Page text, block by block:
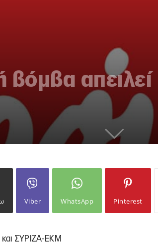
βόμβα
Viber WhatsApp Pinterest
και ΣΥΡΙΖΑ-ΕΚΜ